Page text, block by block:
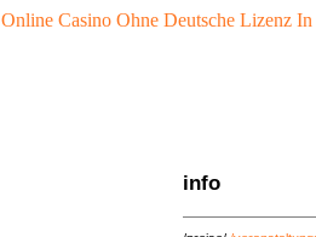
Online Casino Ohne Deutsche Lizenz In
info